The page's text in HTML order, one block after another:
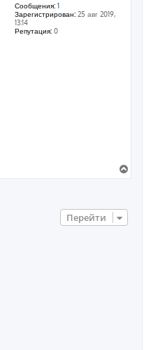
Сообщения: 1
Зарегистрирован:25 авг 2019,
13:14
Репутация: 0
е
Перейти